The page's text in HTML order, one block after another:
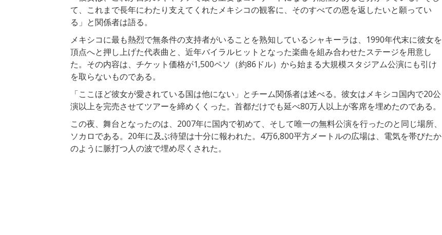
て、これまで長年にわたり支えてくれたメキシコの観客に、そのすべての恩を返したいと願ってい
る」と関係者は語る。
メキシコに最も熱烈で無条件の支持者がいることを熟知しているシャキーラは、1990年代末に彼女を
頂点へと押し上げた代表曲と、近年バイラルヒットとなった楽曲を組み合わせたステージを用意し
た。その内容は、チケット価格が1,500ペソ（約86ドル）から始まる大規模スタジアム公演にも引け
を取らないものである。
「ここほど彼女が愛されている国は他にない」とチーム関係者は述べる。彼女はメキシコ国内で20公
演以上を完売させてツアーを締めくくった。首都だけでも延べ80万人以上が客席を埋めたのである。
この夜、舞台となったのは、2007年に国内で初めて、そして唯一の無料公演を行ったのと同じ場所、
ソカロである。20年に及ぶ待望は十分に報われた。4万6,800平方メートルの広場は、電気を帯びたか
のように脈打つ人の波で埋め尽くされた。